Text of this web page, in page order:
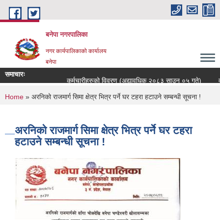
Skip to main content
बनेपा नगरपालिका
नगर कार्यपालिकाको कार्यालय
बनेपा
समाचारः
कर्मचारीहरुको विवरण (अद्यावधिक २०८३ साउन ०५ गते)
You are here
Home » अरनिको राजमार्ग सिमा क्षेत्र भित्र पर्ने घर टहरा हटाउने सम्बन्धी सूचना !
अरनिको राजमार्ग सिमा क्षेत्र भित्र पर्ने घर टहरा
हटाउने सम्बन्धी सूचना !